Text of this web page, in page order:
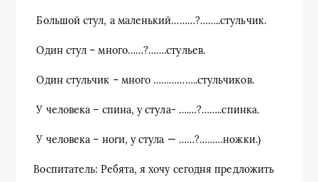
Большой стул, а маленький………?……..стульчик.
Один стул – много……?…….стульев.
Один стульчик – много ……………..стульчиков.
У человека – спина, у стула- ….…?……..спинка.
У человека – ноги, у стула — ……?………ножки.)
Воспитатель: Ребята, я хочу сегодня предложить